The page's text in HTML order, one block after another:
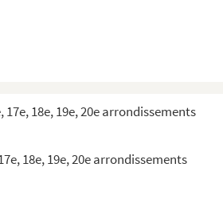
18e, 19e, 20e arrondissements
18e, 19e, 20e arrondissements